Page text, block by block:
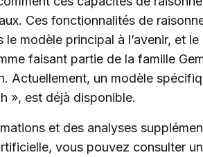
Ces fonctionnalités de
le modèle principal à l’avenir, et
faisant partie de la famille
Actuellement, un modèle
», est déjà disponible.
et des analyses
vous pouvez consulter